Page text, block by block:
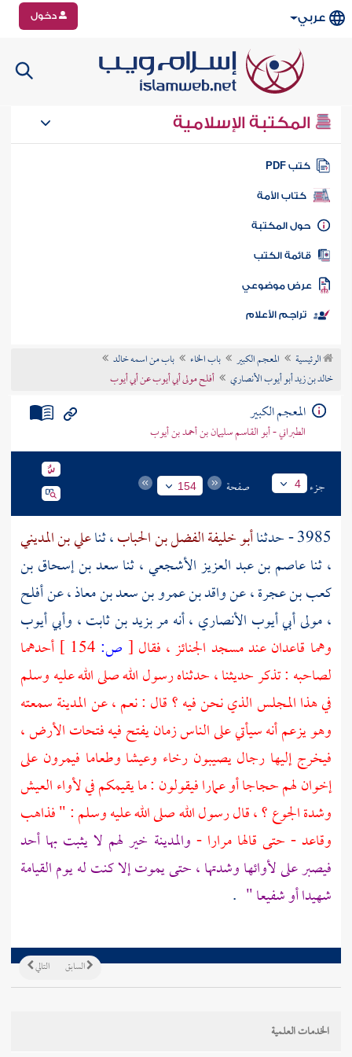
عربي دخول
المكتبة الإسلامية
كتب PDF
كتاب الأمة
المكتبة
الكتب
موضوعي
تراجم الأعلام
الرئيسية المعجم الكبير باب الخاء
باب من اسمه خالد
خالد بن زيد أبو أيوب الأنصاري
أفلح مولى أبي أيوب عن أبي أيوب
المعجم الكبير
الطبراني - أبو القاسم سليمان بن أحمد بن أيوب
جزء 4 صفحة 154
3985 - حدثنا أبو خليفة الفضل بن الحباب، ثناعلي بن المديني
، ثناعاصم بن عبد العزيز الأشجعي، ثناسعد بن إسحاق بن
كعب بن عجرة، عنواقد بن عمرو بن سعد بن معاذ، عنأفلح
، مولى أبي أيوب الأنصاري ، أنه مربزيد بن ثابت، وأبي أيوب
وهما قاعدان عندمسجد الجنائز، فقال [ ص:
أحدهما
لصاحبه : تذكر حديثنا ، حدثناه رسول الله صلى الله عليه وسلم
في هذا المجلس الذي نحن فيه ؟ قال : نعم ، عنالمدينةسمعته
وهو يزعم أنه سيأتي على الناس زمان يفتح فيه فتحات الأرض ،
فيخرج إليها رجال يصيبون رخاء وعيشا وطعاما فيمرون على
إخوان لهم حجاجا أو عمارا فيقولون : ما يقيمكم في لأواء العيش
وشدة الجوع ؟ ، قال رسول الله صلى الله عليه وسلم : " فذاهب
وقاعد - حتى قالها مرارا - والمدينة خير لهم لا يثبت بها أحد
فيصبر على لأوائها وشدتها ، حتى يموت إلا كنت له يوم القيامة
شهيدا أو شفيعا " .
التالي السابق
الخدمات العلمية